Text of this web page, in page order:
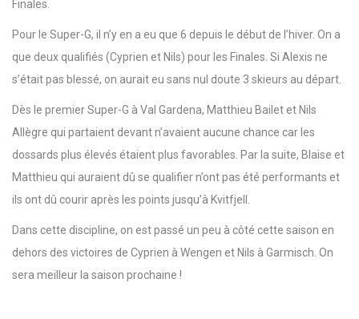
Finales.
Pour le Super-G, il n’y en a eu que 6 depuis le début de l’hiver. On a
que deux qualifiés (Cyprien et Nils) pour les Finales. Si Alexis ne
s’était pas blessé, on aurait eu sans nul doute 3 skieurs au départ.
Dès le premier Super-G à Val Gardena, Matthieu Bailet et Nils
Allègre qui partaient devant n’avaient aucune chance car les
dossards plus élevés étaient plus favorables. Par la suite, Blaise et
Matthieu qui auraient dû se qualifier n’ont pas été performants et
ils ont dû courir après les points jusqu’à Kvitfjell.
Dans cette discipline, on est passé un peu à côté cette saison en
dehors des victoires de Cyprien à Wengen et Nils à Garmisch. On
sera meilleur la saison prochaine !